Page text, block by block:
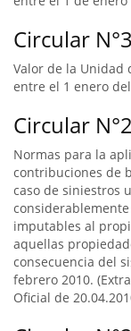
Circular
Valor de la Unidad
entre el 1 enero
Circular
Normas para la
contribuciones de
caso de siniestros
imputables al
aquellas
consecuencia del
febrero 2010.
Oficial de